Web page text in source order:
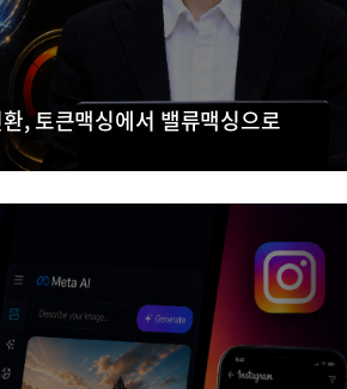
, 토큰맥싱에서 밸류맥싱으로